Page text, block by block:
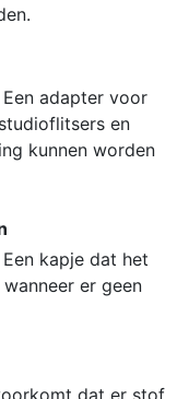
Een adapter voor
en
kunnen worden
Een kapje dat het
er geen
dat er stof